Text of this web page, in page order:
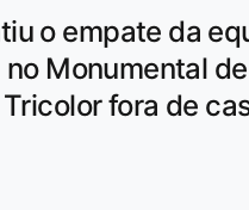
o empate da
Monumental
fora de